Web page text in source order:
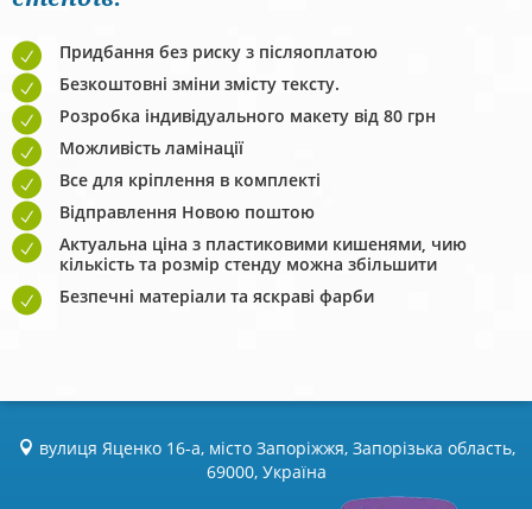
Придбання без риску з післяоплатою
Безкоштовні зміни змісту тексту.
Розробка індивідуального макету від 80 грн
Можливість ламінації
Все для кріплення в комплекті
Відправлення Новою поштою
Актуальна ціна з пластиковими кишенями, чию
кількість та розмір стенду можна збільшити
Безпечні матеріали та яскраві фарби
вулиця Яценко 16-а, місто Запоріжжя, Запорізька область,
69000, Україна